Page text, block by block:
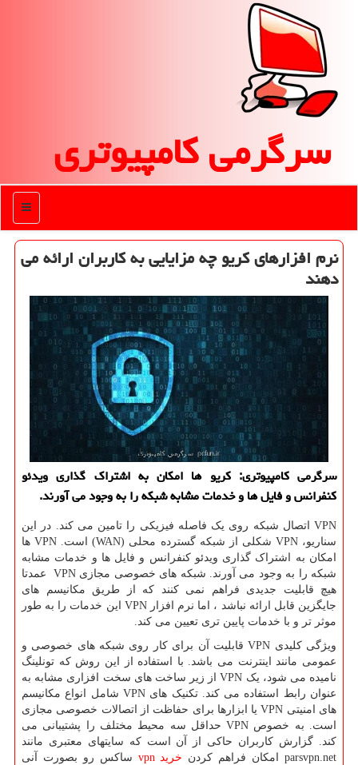
سرگرمی كامپیوتری
منو
نرم افزارهای كریو چه مزایایی به كاربران ارائه می
دهند
سرگرمی كامپیوتری: كریو ها امكان به اشتراك گذاری ویدئو
كنفرانس و فایل ها و خدمات مشابه شبكه را به وجود می آورند.
VPN اتصال شبکه روی یک فاصله فیزیکی را تامین می کند. در این
سناریو، VPN شکلی از شبکه گسترده محلی (WAN) است. VPN ها
امکان به اشتراک گذاری ویدئو کنفرانس و فایل ها و خدمات مشابه
شبکه را به وجود می آورند. شبکه های خصوصی مجازی VPN عمدتا
هیچ قابلیت جدیدی فراهم نمی کنند که از طریق مکانیسم های
جایگزین قابل ارائه نباشد ، اما نرم افزار VPN این خدمات را به طور
موثر تر و با خدمات پایین تری تعیین می کند.
ویژگی کلیدی VPN قابلیت آن برای کار روی شبکه های خصوصی و
عمومی مانند اینترنت می باشد. با استفاده از این روش که تونلینگ
نامیده می شود، یک VPN از زیر ساخت های سخت افزاری مشابه به
عنوان رابط استفاده می کند. تکنیک های VPN شامل انواع مکانیسم
های امنیتی VPN یا ابزارها برای حفاظت از اتصالات خصوصی مجازی
است. به خصوص VPN حداقل سه محیط مختلف را پشتیبانی می
کند. گزارش کاربران حاکی از آن است که سایتهای معتبری مانند
parsvpn.net امکان فراهم کردن
خرید vpn
ساکس رو بصورت آنی